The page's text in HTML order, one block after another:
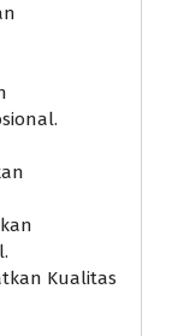
Kualitas